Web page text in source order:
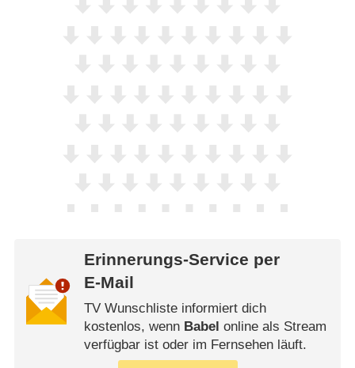
Erinnerungs-Service per
E-Mail
TV Wunschliste informiert dich
kostenlos, wenn Babel online als Stream
verfügbar ist oder im Fernsehen läuft.